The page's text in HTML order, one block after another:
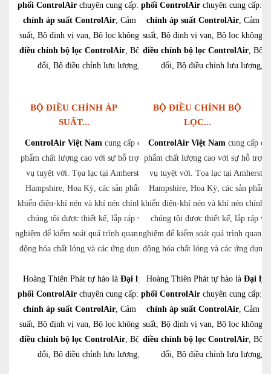
phối ControlAirchuyên cung cấp: Bộ điều
chỉnh áp suất ControlAir, Cảm biến áp
suất, Bộ định vị van, Bộ lọc không khí,Bộ
điều chỉnh bộ lọc ControlAir, Bộ chuyển
đổi, Bộ điều chỉnh lưu lượng,…
BỘ ĐIỀU CHỈNH ÁP
SUẤT...
phối ControlAirchuyên cung cấp:
chỉnh áp suất ControlAir, Cảm
suất, Bộ định vị van, Bộ lọc không
điều chỉnh bộ lọc ControlAir, Bộ
đổi, Bộ điều chỉnh lưu lượng,…
BỘ ĐIỀU CHỈNH BỘ
LỌC...
ControlAir Việt Namcung cấp các sản
phẩm chất lượng cao với sự hỗ trợ và dịch
vụ tuyệt vời. Tọa lạc tại Amherst, New
Hampshire, Hoa Kỳ, các sản phẩm điều
khiển điện-khí nén và khí nén chính xác của
chúng tôi được thiết kế, lắp ráp và thử
nghiệm để kiểm soát quá trình quan trọng, tự
động hóa chất lỏng và các ứng dụng OEM.
Hoàng Thiên Phát tự hào là Đại lý phân
phối ControlAirchuyên cung cấp: Bộ điều
chỉnh áp suất ControlAir, Cảm biến áp
suất, Bộ định vị van, Bộ lọc không khí,Bộ
điều chỉnh bộ lọc ControlAir, Bộ chuyển
đổi, Bộ điều chỉnh lưu lượng,…
ControlAir Việt Namcung cấp
phẩm chất lượng cao với sự hỗ trợ
vụ tuyệt vời. Tọa lạc tại Amherst,
Hampshire, Hoa Kỳ, các sản phẩm
khiển điện-khí nén và khí nén chính
chúng tôi được thiết kế, lắp ráp và
nghiệm để kiểm soát quá trình quan
động hóa chất lỏng và các ứng dụng
Hoàng Thiên Phát tự hào là Đại lý
phối ControlAirchuyên cung cấp:
chỉnh áp suất ControlAir, Cảm
suất, Bộ định vị van, Bộ lọc không
điều chỉnh bộ lọc ControlAir, Bộ
đổi, Bộ điều chỉnh lưu lượng,…